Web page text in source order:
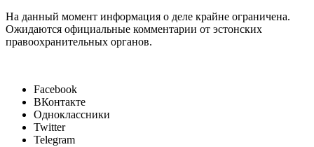
На данный момент информация о деле крайне ограничена.
Ожидаются официальные комментарии от эстонских
правоохранительных органов.
Facebook
ВКонтакте
Одноклассники
Twitter
Telegram